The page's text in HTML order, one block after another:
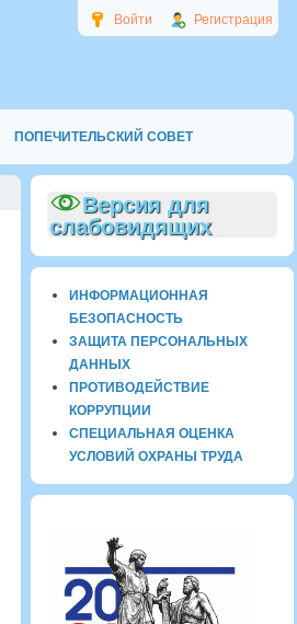
Войти Регистрация
ПОПЕЧИТЕЛЬСКИЙ СОВЕТ
Версия для
слабовидящих
ИНФОРМАЦИОННАЯ
БЕЗОПАСНОСТЬ
ЗАЩИТА ПЕРСОНАЛЬНЫХ
ДАННЫХ
ПРОТИВОДЕЙСТВИЕ
КОРРУПЦИИ
СПЕЦИАЛЬНАЯ ОЦЕНКА
УСЛОВИЙ ОХРАНЫ ТРУДА